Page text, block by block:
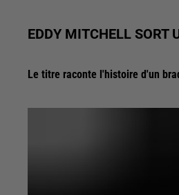
EDDY MITCHELL SORT
Le titre raconte l'histoire d'un